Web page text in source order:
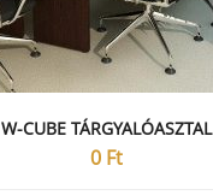
W-CUBE TÁRGYALÓASZTAL
0 Ft